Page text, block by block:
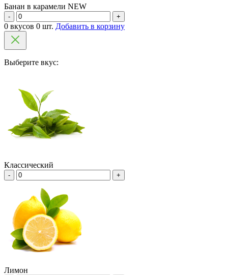
Банан в карамели NEW
- +
0 вкусов 0 шт. Добавить в корзину
Выберите вкус:
Классический
- +
Лимон